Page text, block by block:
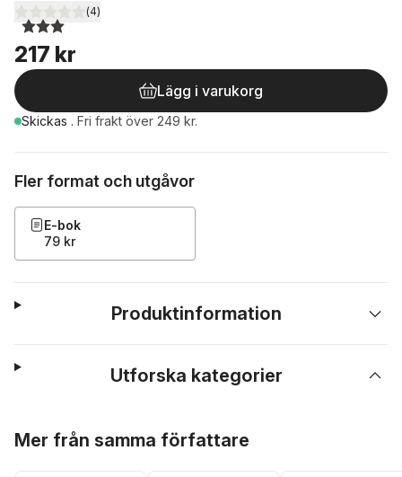
3,0utav 5 stjärnor. Totalt antal röster:
(4)
217 kr
Lägg i varukorg
Skickas . Fri frakt över 249 kr.
Fler format och utgåvor
E-bok
79 kr
Produktinformation
Utforska kategorier
Mer från samma författare